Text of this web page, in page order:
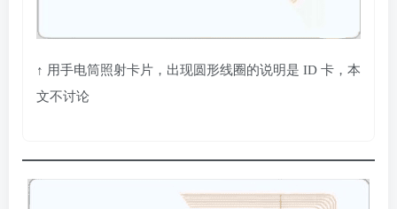
↑ 用手电筒照射卡片，出现圆形线圈的说明是 ID 卡，本
文不讨论